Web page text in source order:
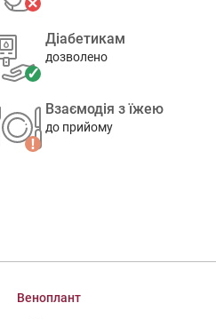
Діабетикам
дозволено
Взаємодія з їжею
до прийому
Веноплант